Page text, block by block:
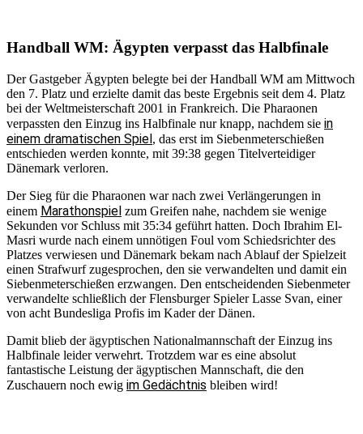
Handball WM: Ägypten verpasst das Halbfinale
Der Gastgeber Ägypten belegte bei der Handball WM am Mittwoch
den 7. Platz und erzielte damit das beste Ergebnis seit dem 4. Platz
bei der Weltmeisterschaft 2001 in Frankreich. Die Pharaonen
verpassten den Einzug ins Halbfinale nur knapp, nachdem sie in
einem dramatischen Spiel, das erst im Siebenmeterschießen
entschieden werden konnte, mit 39:38 gegen Titelverteidiger
Dänemark verloren.
Der Sieg für die Pharaonen war nach zwei Verlängerungen in
einem Marathonspiel zum Greifen nahe, nachdem sie wenige
Sekunden vor Schluss mit 35:34 geführt hatten. Doch Ibrahim El-
Masri wurde nach einem unnötigen Foul vom Schiedsrichter des
Platzes verwiesen und Dänemark bekam nach Ablauf der Spielzeit
einen Strafwurf zugesprochen, den sie verwandelten und damit ein
Siebenmeterschießen erzwangen. Den entscheidenden Siebenmeter
verwandelte schließlich der Flensburger Spieler Lasse Svan, einer
von acht Bundesliga Profis im Kader der Dänen.
Damit blieb der ägyptischen Nationalmannschaft der Einzug ins
Halbfinale leider verwehrt. Trotzdem war es eine absolut
fantastische Leistung der ägyptischen Mannschaft, die den
Zuschauern noch ewig im Gedächtnis bleiben wird!